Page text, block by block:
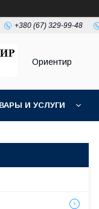
+380 (67) 329-99-48
Ориентир
И УСЛУГИ